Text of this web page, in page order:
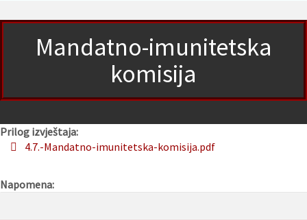
Mandatno-imunitetska
komisija
Prilog izvještaja:
4.7.-Mandatno-imunitetska-komisija.pdf
Napomena: